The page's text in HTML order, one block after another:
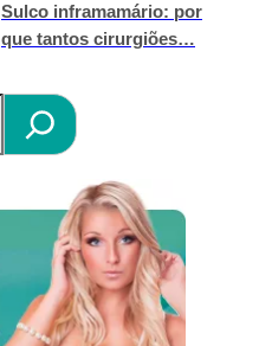
Sulco inframamário: por
que tantos cirurgiões…